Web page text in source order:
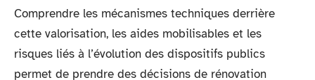
Comprendre les mécanismes techniques derrière
cette valorisation, les aides mobilisables et les
risques liés à l’évolution des dispositifs publics
permet de prendre des décisions de rénovation